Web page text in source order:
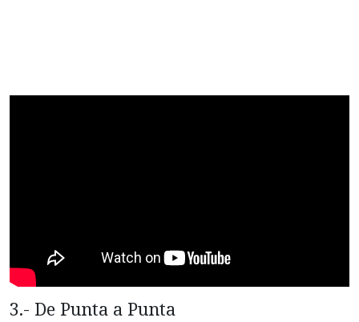
3.- De Punta a Punta